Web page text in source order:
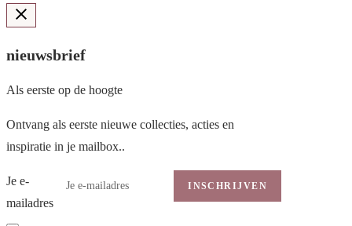
nieuwsbrief
Als eerste op de hoogte
Ontvang als eerste nieuwe collecties, acties en
inspiratie in je mailbox..
Je e-
mailadres
INSCHRIJVEN